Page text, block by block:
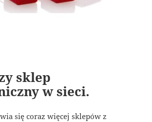
sklep
w sieci.
się coraz więcej sklepów z